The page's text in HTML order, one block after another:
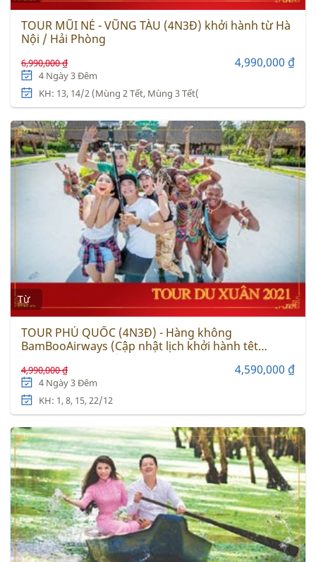
TOUR MŨI NÉ - VŨNG TÀU (4N3Đ) khởi hành từ Hà
Nội / Hải Phòng
6,990,000 ₫ 4,990,000 ₫
4 Ngày 3 Đêm
KH: 13, 14/2 (Mùng 2 Tết, Mùng 3 Tết(
Từ
TOUR PHÚ QUỐC (4N3Đ) - Hàng không
BamBooAirways (Cập nhật lịch khởi hành têt
Nguyên Đán 2021)
4,990,000 ₫ 4,590,000 ₫
4 Ngày 3 Đêm
KH: 1, 8, 15, 22/12